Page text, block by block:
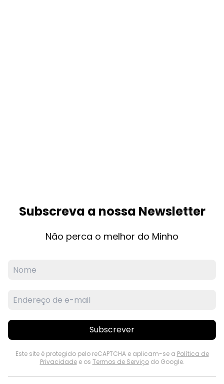
Subscreva a nossa Newsletter
Não perca o melhor do Minho
Subscrever
Este site é protegido pelo reCAPTCHA e aplicam-se a Política de
Privacidadee os Termos de Serviçodo Google.